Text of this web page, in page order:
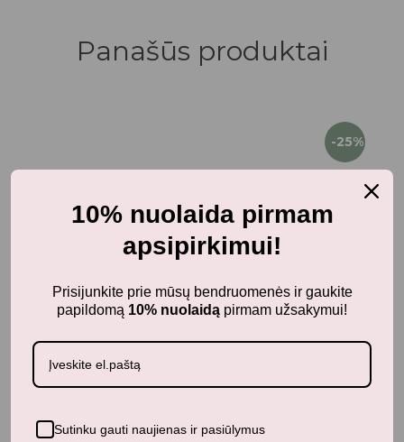
Panašūs produktai
-25%
10% nuolaida pirmam
apsipirkimui!
Prisijunkite prie mūsų bendruomenės ir gaukite
papildomą 10% nuolaidą pirmam užsakymui!
Sutinku gauti naujienas ir pasiūlymus